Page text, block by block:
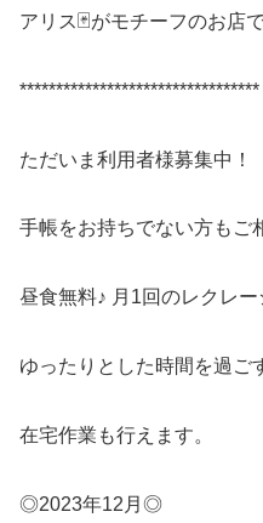
アリス🃏がモチーフのお店
*********************************
ただいま利用者様募集中！
手帳をお持ちでない方もご
昼食無料♪ 月1回のレクレー
ゆったりとした時間を過ご
在宅作業も行えます。
◎2023年12月◎